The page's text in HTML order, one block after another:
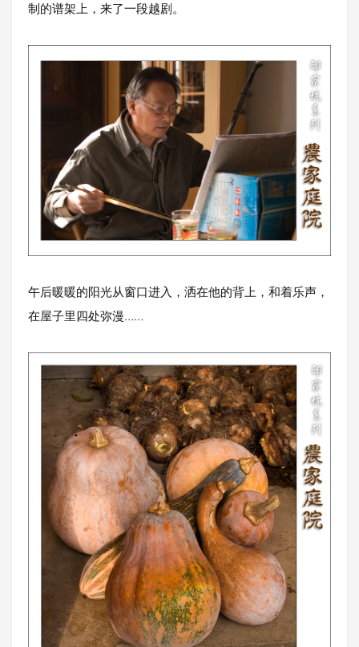
制的谱架上，来了一段越剧。
午后暖暖的阳光从窗口进入，洒在他的背上，和着乐声，
在屋子里四处弥漫……